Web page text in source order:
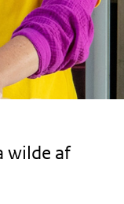
wilde af